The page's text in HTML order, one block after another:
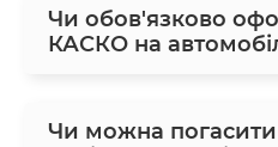
Чи обов'язково
КАСКО на
Чи можна